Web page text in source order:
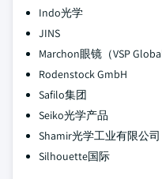
Indo光学
JINS
Marchon眼镜（VSP Global
Rodenstock GmbH
Safilo集团
Seiko光学产品
Shamir光学工业有限公司
Silhouette国际